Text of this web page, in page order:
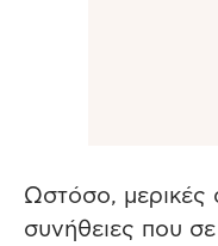
Ωστόσο, μερικές
συνήθειες που